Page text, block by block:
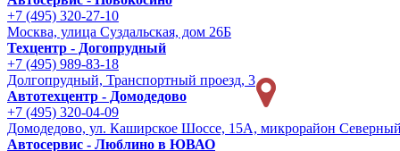
+7 (495) 320-27-10
Москва, улица Суздальская, дом 26Б
Техцентр - Догопрудный
+7 (495) 989-83-18
Долгопрудный, Транспортный проезд, 3
Автотехцентр - Домодедово
+7 (495) 320-04-09
Домодедово, ул. Каширское Шоссе, 15А, микрорайон
Автосервис - Люблино в ЮВАО